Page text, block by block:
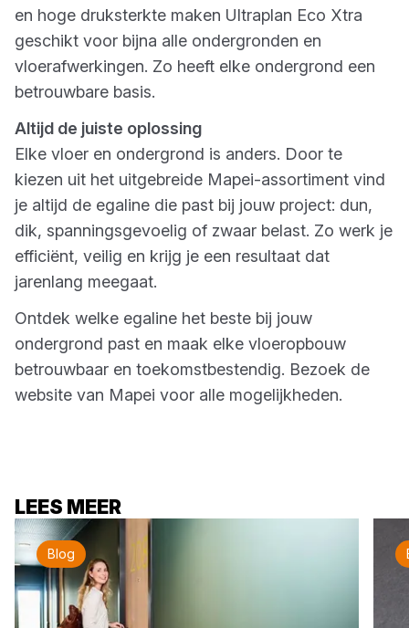
en hoge druksterkte maken Ultraplan Eco Xtra
geschikt voor bijna alle ondergronden en
vloerafwerkingen. Zo heeft elke ondergrond een
betrouwbare basis.
Altijd de juiste oplossing
Elke vloer en ondergrond is anders. Door te
kiezen uit het uitgebreide Mapei-assortiment vind
je altijd de egaline die past bij jouw project: dun,
dik, spanningsgevoelig of zwaar belast. Zo werk je
efficiënt, veilig en krijg je een resultaat dat
jarenlang meegaat.
Ontdek welke egaline het beste bij jouw
ondergrond past en maak elke vloeropbouw
betrouwbaar en toekomstbestendig. Bezoek de
website van Mapei voor alle mogelijkheden.
LEES MEER
Blog